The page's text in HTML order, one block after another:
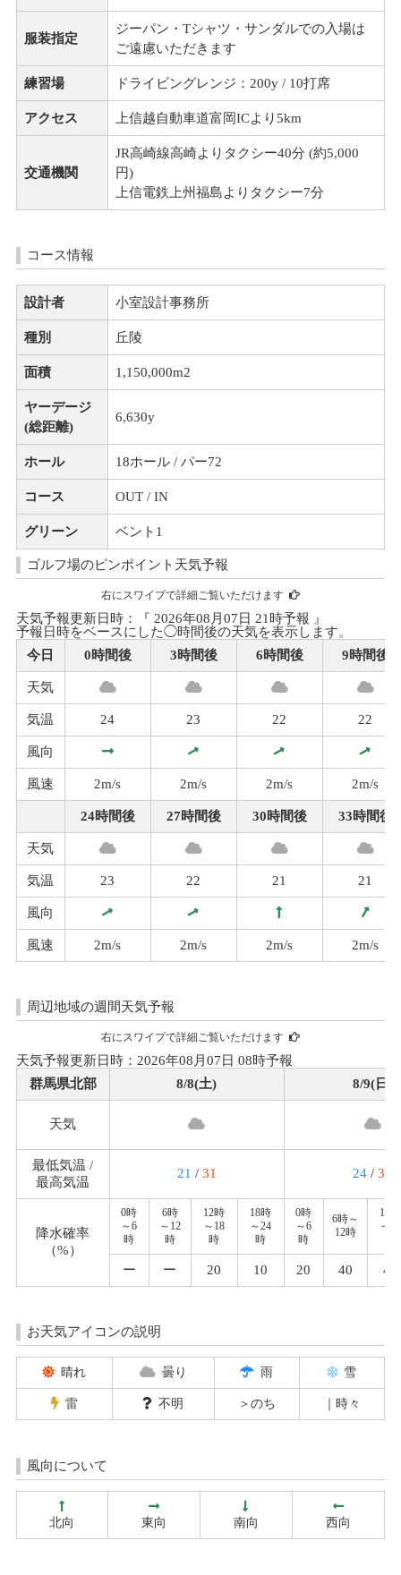
服装指定
ジーパン・Tシャツ・サンダルでの入場は
ご遠慮いただきます
練習場 ドライビングレンジ：200y / 10打席
アクセス 上信越自動車道富岡ICより5km
交通機関
JR高崎線高崎よりタクシー40分 (約5,000
円)
上信電鉄上州福島よりタクシー7分
コース情報
設計者 小室設計事務所
種別 丘陵
面積 1,150,000m2
ヤーデージ
(総距離)
6,630y
ホール 18ホール / パー72
コース OUT / IN
グリーン ベント1
ゴルフ場のピンポイント天気予報
右にスワイプで詳細ご覧いただけます
天気予報更新日時：『 2026年08月07日 21時予報 』
予報日時をベースにした◯時間後の天気を表示します。
今日
0時間後 3時間後 6時間後 9時間後
天気
気温 24 23 22 22
風向
風速 2m/s 2m/s 2m/s 2m/s
24時間後 27時間後 30時間後 33時間後
天気
気温 23 22 21 21
風向
風速 2m/s 2m/s 2m/s 2m/s
周辺地域の週間天気予報
右にスワイプで詳細ご覧いただけます
天気予報更新日時：2026年08月07日 08時予報
群馬県北部
8/8(土) 8/9(日)
天気
最低気温 /
最高気温
21 / 31 24 /34
降水確率
（%）
0時
～6
時
6時
～12
時
12時
～18
時
18時
～24
時
0時
～6
時
6時～
12時
12時
～18
ー ー 20 10 20 40 40
お天気アイコンの説明
晴れ 曇り 雨 雪
雷 不明 ＞のち ｜時々
風向について
北向 東向 南向 西向